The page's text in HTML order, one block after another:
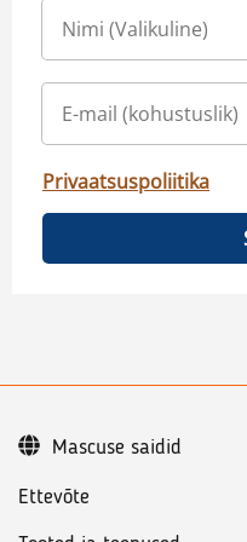
Privaatsuspoliitika
Ettevõte
Mascuse saidid